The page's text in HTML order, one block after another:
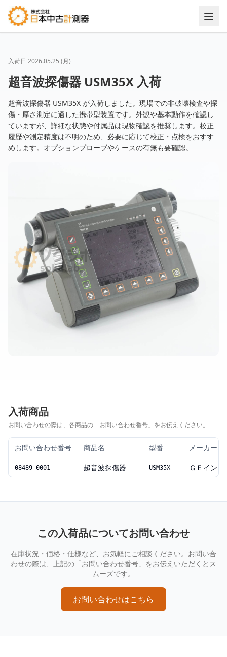
入荷日 2026.05.25 (月)
超音波探傷器 USM35X 入荷
超音波探傷器 USM35X が入荷しました。現場での非破壊検査や探
傷・厚さ測定に適した携帯型装置です。外観や基本動作を確認し
ていますが、詳細な状態や付属品は現物確認を推奨します。校正
履歴や測定精度は不明のため、必要に応じて校正・点検をおすす
めします。オプションプローブやケースの有無も要確認。
入荷商品
お問い合わせの際は、各商品の「お問い合わせ番号」をお伝えください。
お問い合わせ番号 商品名 型番 メーカー
08489-0001 超音波探傷器 USM35X ＧＥイン
この入荷品についてお問い合わせ
在庫状況・価格・仕様など、お気軽にご相談ください。お問い合
わせの際は、上記の「お問い合わせ番号」をお伝えいただくとス
ムーズです。
お問い合わせはこちら